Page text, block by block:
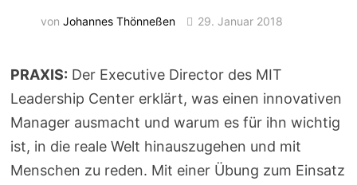
vonJohannes Thönneßen 29. Januar 2018
PRAXIS: Der Executive Director des MIT
Leadership Center erklärt, was einen innovativen
Manager ausmacht und warum es für ihn wichtig
ist, in die reale Welt hinauszugehen und mit
Menschen zu reden. Mit einer Übung zum Einsatz